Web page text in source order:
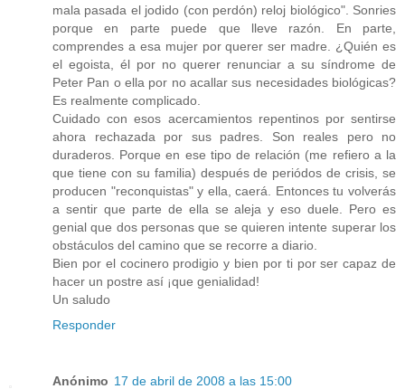
mala pasada el jodido (con perdón) reloj biológico". Sonries
porque en parte puede que lleve razón. En parte,
comprendes a esa mujer por querer ser madre. ¿Quién es
el egoista, él por no querer renunciar a su síndrome de
Peter Pan o ella por no acallar sus necesidades biológicas?
Es realmente complicado.
Cuidado con esos acercamientos repentinos por sentirse
ahora rechazada por sus padres. Son reales pero no
duraderos. Porque en ese tipo de relación (me refiero a la
que tiene con su familia) después de periódos de crisis, se
producen "reconquistas" y ella, caerá. Entonces tu volverás
a sentir que parte de ella se aleja y eso duele. Pero es
genial que dos personas que se quieren intente superar los
obstáculos del camino que se recorre a diario.
Bien por el cocinero prodigio y bien por ti por ser capaz de
hacer un postre así ¡que genialidad!
Un saludo
Responder
Anónimo 17 de abril de 2008 a las 15:00